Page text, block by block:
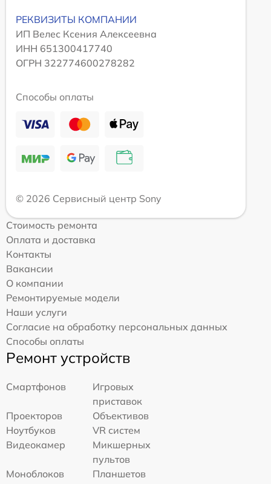
РЕКВИЗИТЫ КОМПАНИИ
ИП Велес Ксения Алексеевна
ИНН 651300417740
ОГРН 322774600278282
Способы оплаты
© 2026 Сервисный центр Sony
Стоимость ремонта
Оплата и доставка
Контакты
Вакансии
О компании
Ремонтируемые модели
Наши услуги
Согласие на обработку персональных данных
Способы оплаты
Ремонт устройств
Смартфонов
Игровых
приставок
Проекторов
Объективов
Ноутбуков
VR систем
Видеокамер
Микшерных
пультов
Моноблоков
Планшетов